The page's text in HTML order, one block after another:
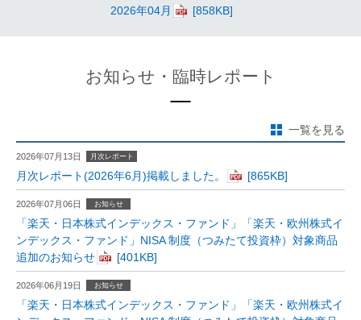
2026年04月
お知らせ・臨時レポート
一覧を見る
2026年07月13日 月次レポート
月次レポート(2026年6月)掲載しました。
2026年07月06日 お知らせ
「楽天・日本株式インデックス・ファンド」「楽天・欧州株式イ
ンデックス・ファンド」NISA 制度（つみたて投資枠）対象商品
追加のお知らせ
2026年06月19日 お知らせ
「楽天・日本株式インデックス・ファンド」「楽天・欧州株式イ